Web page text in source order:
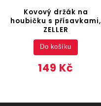
Kovový držák na
houbičku s přísavkami,
ZELLER
149 Kč
Do košíku